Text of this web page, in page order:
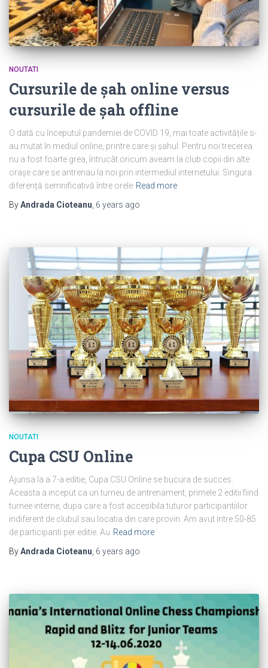
NOUTATI
Cursurile de șah online versus
cursurile de șah offline
O dată cu începutul pandemiei de COVID 19, mai toate activitățile s-
au mutat în mediul online, printre care și șahul. Pentru noi trecerea
nu a fost foarte grea, întrucât oricum aveam la club copii din alte
orașe care se antrenau la noi prin intermediul internetului. Singura
diferență semnificativă între orele Read more
ByAndrada Cioteanu 6 years ago
NOUTATI
Cupa CSU Online
Ajunsa la a 7-a editie, Cupa CSU Online se bucura de succes.
Aceasta a inceput ca un turneu de antrenament, primele 2 editii fiind
turnee interne, dupa care a fost accesibila tuturor participantiilor
indiferent de clubul sau locatia din care provin. Am avut intre 50-85
de participanti per editie. Au Read more
ByAndrada Cioteanu, 6 years ago